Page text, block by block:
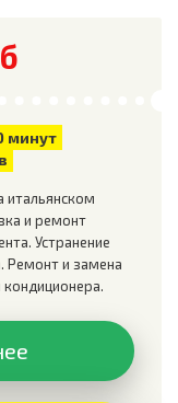
минут
итальянском
и ремонт
Устранение
Ремонт и замена